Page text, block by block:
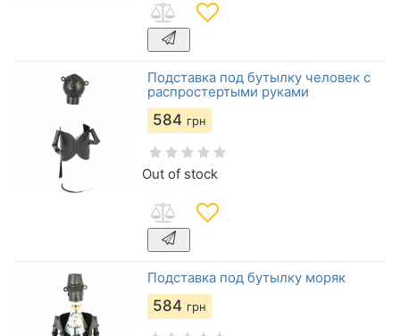
Подставка под бутылку человек с
распростертыми руками
584 грн
Out of stock
Подставка под бутылку моряк
584 грн